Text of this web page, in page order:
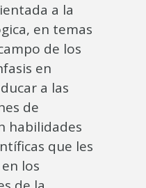
a la
en temas
de los
en
a las
de
habilidades
que les
los